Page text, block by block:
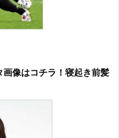
像はコチラ！寝起き前髪